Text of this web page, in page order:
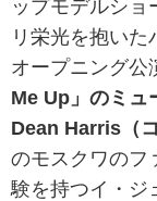
ップモデルショ
リ栄光を抱い
オープニング公
Me Up」のミュ
Dean Harris（
のモスクワのフ
験を持つイ・ジ